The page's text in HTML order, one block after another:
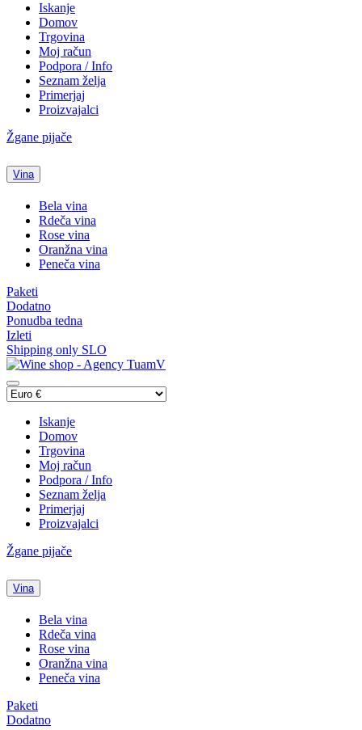
Iskanje
Domov
Trgovina
Moj račun
Podpora / Info
Seznam želja
Primerjaj
Proizvajalci
Žgane pijače
Vina
Bela vina
Rdeča vina
Rose vina
Oranžna vina
Peneča vina
Paketi
Dodatno
Ponudba tedna
Izleti
Shipping only SLO
Iskanje
Domov
Trgovina
Moj račun
Podpora / Info
Seznam želja
Primerjaj
Proizvajalci
Žgane pijače
Vina
Bela vina
Rdeča vina
Rose vina
Oranžna vina
Peneča vina
Paketi
Dodatno